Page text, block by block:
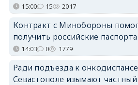
15:00 15 2017
Контракт с Минобороны
получить российские
14:03 0 1779
Ради подъезда к
Севастополе изымают частный